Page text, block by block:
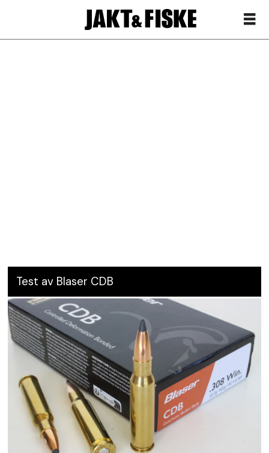
Test av Blaser CDB